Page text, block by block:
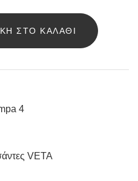
ΣΤΟ ΚΑΛΆΘΙ
4
VETA